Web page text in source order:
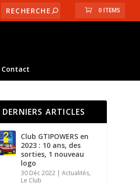
0 ITEMS
Contact
DERNIERS ARTICLES
Club GTIPOWERS en
2023 : 10 ans, des
sorties, 1 nouveau
logo
30 Déc 2022| Actualités,
Le Club